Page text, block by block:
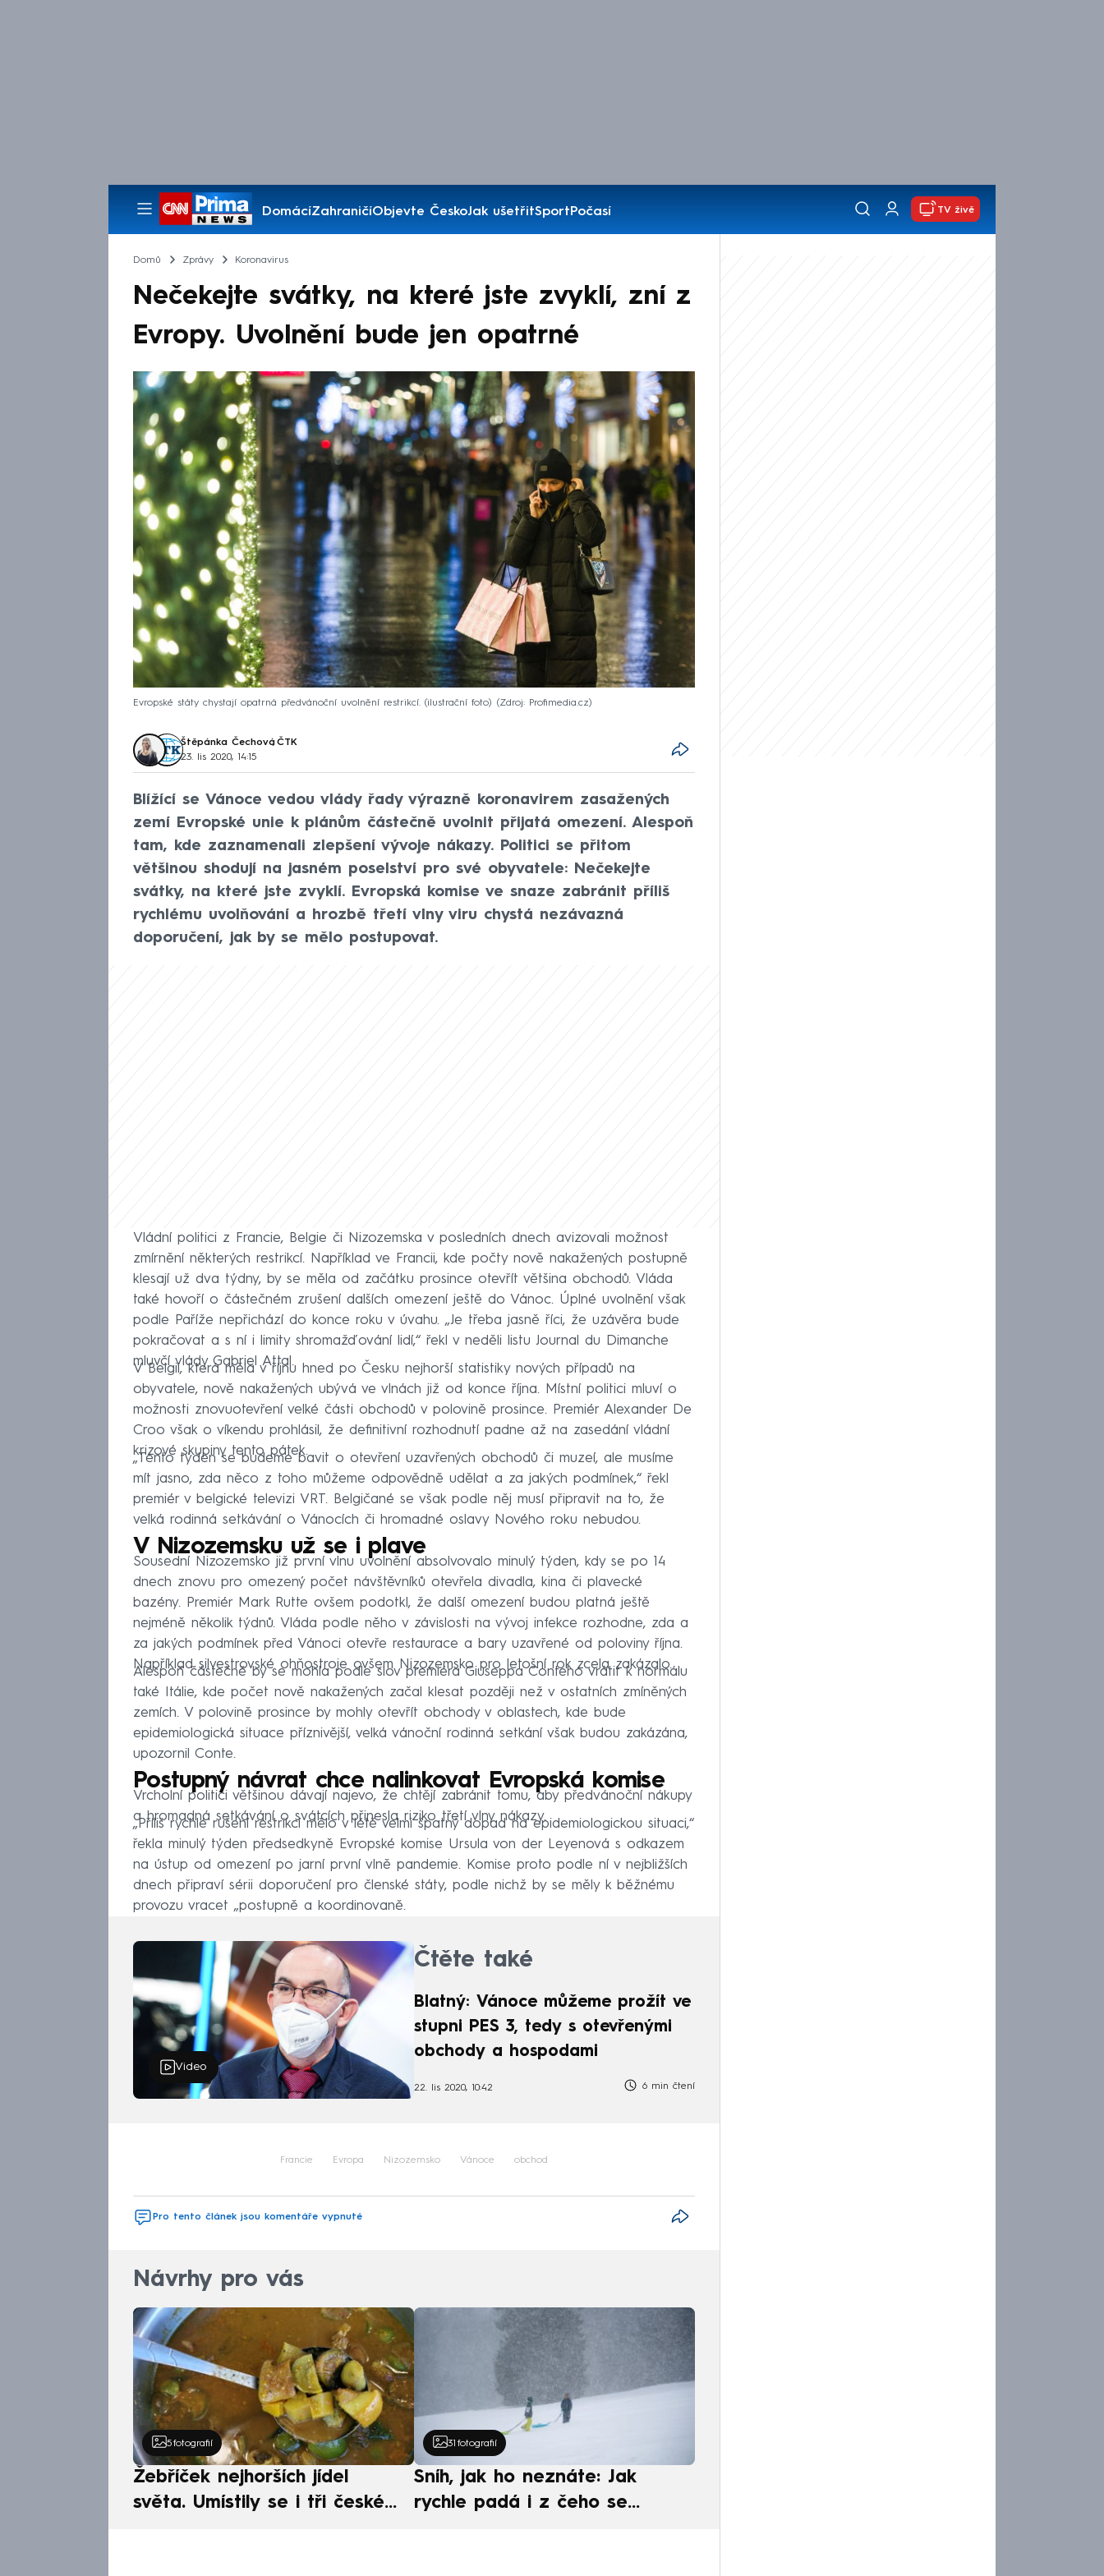
DomácíZahraničíObjevte ČeskoJak ušetřitSportPočasí
Pořady
TV živě
Domů Zprávy Koronavirus
Nečekejte svátky, na které jste zvyklí, zní z
Evropy. Uvolnění bude jen opatrné
Evropské státy chystají opatrná předvánoční uvolnění restrikcí. (ilustrační foto) Zdroj: Profimedia.cz
Štěpánka Čechová, ČTK
23. lis 2020, 14:15
Blížící se Vánoce vedou vlády řady výrazně koronavirem zasažených
zemí Evropské unie k plánům částečně uvolnit přijatá omezení. Alespoň
tam, kde zaznamenali zlepšení vývoje nákazy. Politici se přitom
většinou shodují na jasném poselství pro své obyvatele: Nečekejte
svátky, na které jste zvyklí. Evropská komise ve snaze zabránit příliš
rychlému uvolňování a hrozbě třetí vlny viru chystá nezávazná
doporučení, jak by se mělo postupovat.
Vládní politici z Francie, Belgie či Nizozemska v posledních dnech avizovali možnost
zmírnění některých restrikcí. Například ve Francii, kde počty nově nakažených postupně
klesají už dva týdny, by se měla od začátku prosince otevřít většina obchodů. Vláda
také hovoří o částečném zrušení dalších omezení ještě do Vánoc. Úplné uvolnění však
podle Paříže nepřichází do konce roku v úvahu. „Je třeba jasně říci, že uzávěra bude
pokračovat a s ní i limity shromažďování lidí,“ řekl v neděli listu Journal du Dimanche
mluvčí vlády Gabriel Attal.
V Belgii, která měla v říjnu hned po Česku nejhorší statistiky nových případů na
obyvatele, nově nakažených ubývá ve vlnách již od konce října. Místní politici mluví o
možnosti znovuotevření velké části obchodů v polovině prosince. Premiér Alexander De
Croo však o víkendu prohlásil, že definitivní rozhodnutí padne až na zasedání vládní
krizové skupiny tento pátek.
„Tento týden se budeme bavit o otevření uzavřených obchodů či muzeí, ale musíme
mít jasno, zda něco z toho můžeme odpovědně udělat a za jakých podmínek,“ řekl
premiér v belgické televizi VRT. Belgičané se však podle něj musí připravit na to, že
velká rodinná setkávání o Vánocích či hromadné oslavy Nového roku nebudou.
V Nizozemsku už se i plave
Sousední Nizozemsko již první vlnu uvolnění absolvovalo minulý týden, kdy se po 14
dnech znovu pro omezený počet návštěvníků otevřela divadla, kina či plavecké
bazény. Premiér Mark Rutte ovšem podotkl, že další omezení budou platná ještě
nejméně několik týdnů. Vláda podle něho v závislosti na vývoj infekce rozhodne, zda a
za jakých podmínek před Vánoci otevře restaurace a bary uzavřené od poloviny října.
Například silvestrovské ohňostroje ovšem Nizozemsko pro letošní rok zcela zakázalo.
Alespoň částečně by se mohla podle slov premiéra Giuseppa Conteho vrátit k normálu
také Itálie, kde počet nově nakažených začal klesat později než v ostatních zmíněných
zemích. V polovině prosince by mohly otevřít obchody v oblastech, kde bude
epidemiologická situace příznivější, velká vánoční rodinná setkání však budou zakázána,
upozornil Conte.
Postupný návrat chce nalinkovat Evropská komise
Vrcholní politici většinou dávají najevo, že chtějí zabránit tomu, aby předvánoční nákupy
a hromadná setkávání o svátcích přinesla riziko třetí vlny nákazy.
„Příliš rychlé rušení restrikcí mělo v létě velmi špatný dopad na epidemiologickou situaci,“
řekla minulý týden předsedkyně Evropské komise Ursula von der Leyenová s odkazem
na ústup od omezení po jarní první vlně pandemie. Komise proto podle ní v nejbližších
dnech připraví sérii doporučení pro členské státy, podle nichž by se měly k běžnému
provozu vracet „postupně a koordinovaně.
Video
Čtěte také
Blatný: Vánoce můžeme prožít ve
stupni PES 3, tedy s otevřenými
obchody a hospodami
22. lis 2020, 10:42 6 min čtení
Francie Evropa Nizozemsko Vánoce obchod
Pro tento článek jsou komentáře vypnuté
Návrhy pro vás
5 fotografií
Žebříček nejhorších jídel
světa. Umístily se i tři české
31 fotografií
Sníh, jak ho neznáte: Jak
rychle padá i z čeho se